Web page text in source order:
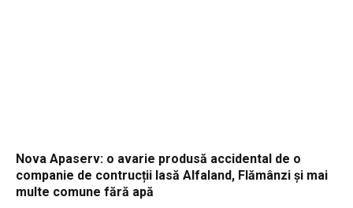
Nova Apaserv: o avarie produsă accidental de o
companie de contrucții lasă Alfaland, Flămânzi și mai
multe comune fără apă